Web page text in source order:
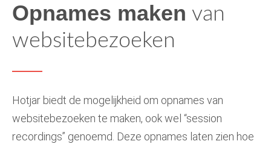
Opnames maken van
websitebezoeken
Hotjar biedt de mogelijkheid om opnames van
websitebezoeken te maken, ook wel “session
recordings” genoemd. Deze opnames laten zien hoe